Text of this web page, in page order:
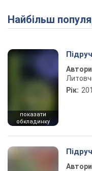
Найбільш
показати
обкладинку
Рік: